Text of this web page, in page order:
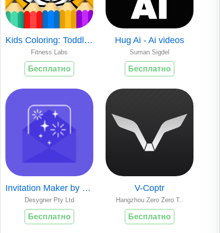
Kids Coloring: Toddler Game
Fitness Labs
Бесплатно
Hug Ai - Ai videos
Suman Sigdel
Бесплатно
Invitation Maker by Desygner
Desygner Pty Ltd
Бесплатно
V-Coptr
Hangzhou Zero Zero T..
Бесплатно